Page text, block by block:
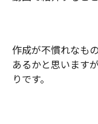
作成が不慣れなも
あるかと思います
りです。